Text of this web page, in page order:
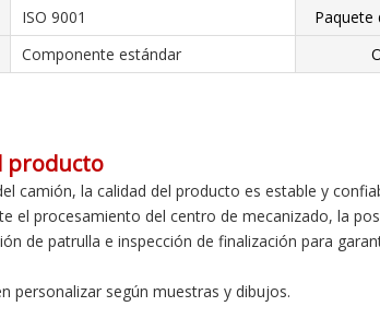
ISO 9001 Paquete
Componente estándar
producto
camión, la calidad del producto es estable y
el procesamiento del centro de mecanizado, la
de patrulla e inspección de finalización para
personalizar según muestras y dibujos.